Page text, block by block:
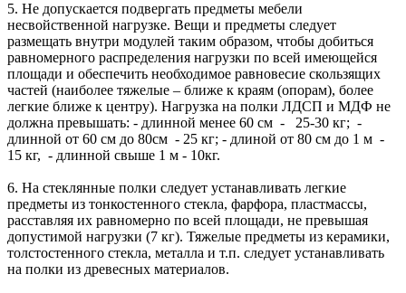
5. Не допускается подвергать предметы мебели
несвойственной нагрузке. Вещи и предметы следует
размещать внутри модулей таким образом, чтобы добиться
равномерного распределения нагрузки по всей имеющейся
площади и обеспечить необходимое равновесие скользящих
частей (наиболее тяжелые – ближе к краям (опорам), более
легкие ближе к центру). Нагрузка на полки ЛДСП и МДФ не
должна превышать: - длинной менее 60 см - 25-30 кг; -
длинной от 60 см до 80см - 25 кг; - длиной от 80 см до 1 м -
15 кг, - длинной свыше 1 м - 10кг.
6. На стеклянные полки следует устанавливать легкие
предметы из тонкостенного стекла, фарфора, пластмассы,
расставляя их равномерно по всей площади, не превышая
допустимой нагрузки (7 кг). Тяжелые предметы из керамики,
толстостенного стекла, металла и т.п. следует устанавливать
на полки из древесных материалов.